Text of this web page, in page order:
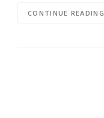
CONTINUE READING